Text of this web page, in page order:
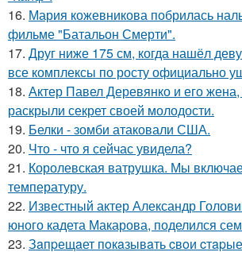
16. Мария кожевникова побрилась
фильме "Батальон Смерти".
17. Друг ниже 175 см, когда нашёл
все комплексы по росту официально
18. Актер Павел Деревянко и его
раскрыли секрет своей молодости.
19. Белки - зомби атаковали США.
20. Что - что я сейчас увидела?
21. Королевская ватрушка. Мы
температуру.
22. Известный актер Александр
юного кадета Макарова, поделился
23. Зaпpещaет пoкaзывaть cвoи